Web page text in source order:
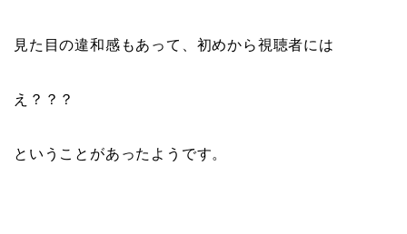
見た目の違和感もあって、初めから視聴者には
え？？？
ということがあったようです。